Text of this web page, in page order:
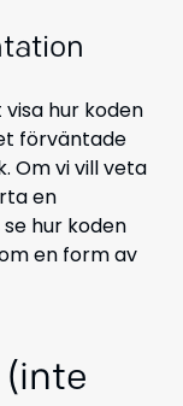
hur koden
förväntade
Om vi vill veta
en
hur koden
en form av
(inte